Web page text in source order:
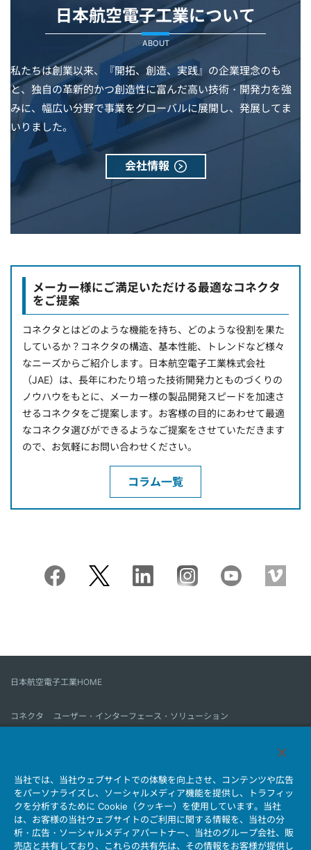
日本航空電子工業について
ABOUT
私たちは創業以来、『開拓、創造、実践』の企業理念のも
と、独自の革新的かつ創造性に富んだ高い技術・開発力を強
みに、幅広い分野で事業をグローバルに展開し、発展してま
いりました。
会社情報
メーカー様にご満足いただける最適なコネクタ
をご提案
コネクタとはどのような機能を持ち、どのような役割を果た
しているか？コネクタの構造、基本性能、トレンドなど様々
なニーズからご紹介します。日本航空電子工業株式会社
（JAE）は、長年にわたり培った技術開発力とものづくりの
ノウハウをもとに、メーカー様の製品開発スピードを加速さ
せるコネクタをご提案します。お客様の目的にあわせて最適
なコネクタ選びができるようなご提案をさせていただきます
ので、お気軽にお問い合わせください。
コラム一覧
日本航空電子工業HOME
コネクタ
ユーザー・インターフェース・ソリューション
会社情報 サステナビリティ IR情報 採用情報
会社情報新着一覧
製品情報新着一覧
サイトマップ お問い合わせ
当社では、当社ウェブサイトでの体験を向上させ、コンテンツや広告
をパーソナライズし、ソーシャルメディア機能を提供し、トラフィッ
クを分析するために Cookie（クッキー）を使用しています。当社
は、お客様の当社ウェブサイトのご利用に関する情報を、当社の分
析・広告・ソーシャルメディアパートナー、当社のグループ会社、販
売店と共有しており、これらの共有先は、その情報をお客様が提供し